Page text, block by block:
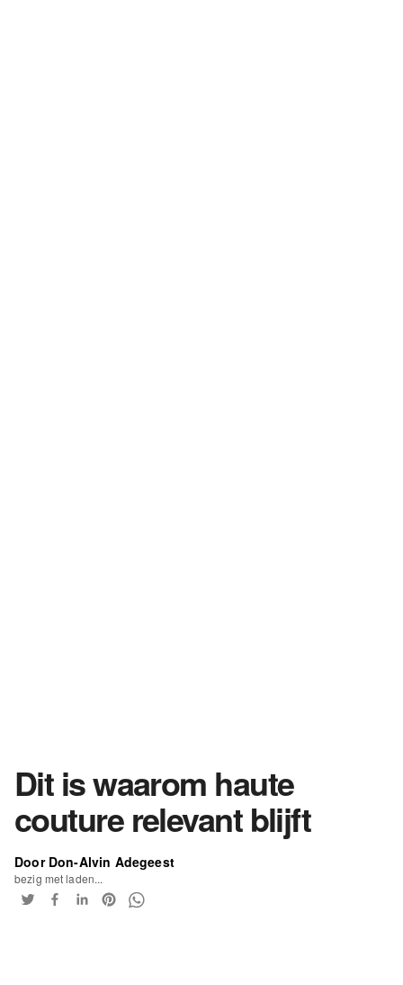
Dit is waarom haute
couture relevant blijft
Door Don-Alvin Adegeest
bezig met laden...